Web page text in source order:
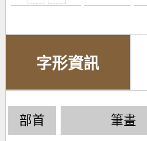
字形資訊
部首 筆畫